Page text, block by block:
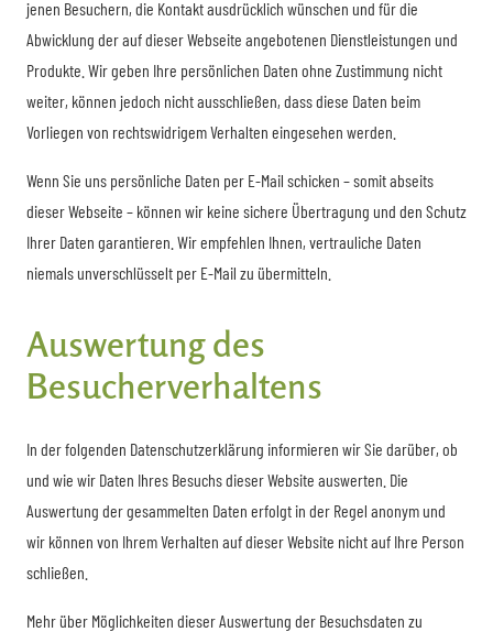
jenen Besuchern, die Kontakt ausdrücklich wünschen und für die
Abwicklung der auf dieser Webseite angebotenen Dienstleistungen und
Produkte. Wir geben Ihre persönlichen Daten ohne Zustimmung nicht
weiter, können jedoch nicht ausschließen, dass diese Daten beim
Vorliegen von rechtswidrigem Verhalten eingesehen werden.
Wenn Sie uns persönliche Daten per E-Mail schicken – somit abseits
dieser Webseite – können wir keine sichere Übertragung und den Schutz
Ihrer Daten garantieren. Wir empfehlen Ihnen, vertrauliche Daten
niemals unverschlüsselt per E-Mail zu übermitteln.
Auswertung des
Besucherverhaltens
In der folgenden Datenschutzerklärung informieren wir Sie darüber, ob
und wie wir Daten Ihres Besuchs dieser Website auswerten. Die
Auswertung der gesammelten Daten erfolgt in der Regel anonym und
wir können von Ihrem Verhalten auf dieser Website nicht auf Ihre Person
schließen.
Mehr über Möglichkeiten dieser Auswertung der Besuchsdaten zu